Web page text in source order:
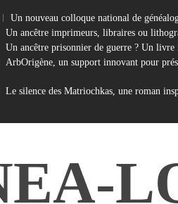
Un nouveau colloque national de
Un ancêtre imprimeurs, libraires ou
Un ancêtre prisonnier de guerre ? Un livre
ArbOrigène, un support innovant pour
Le silence des Matriochkas, une roman